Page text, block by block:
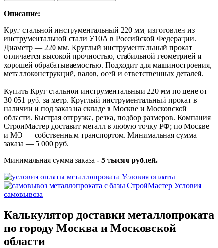
Описание:
Круг стальной инструментальный 220 мм, изготовлен из
инструментальной стали У10А в Российской Федерации.
Диаметр — 220 мм. Круглый инструментальный прокат
отличается высокой прочностью, стабильной геометрией и
хорошей обрабатываемостью. Подходит для машиностроения,
металлоконструкций, валов, осей и ответственных деталей.
Купить Круг стальной инструментальный 220 мм по цене от
30 051 руб. за метр. Круглый инструментальный прокат в
наличии и под заказ на складе в Москве и Московской
области. Быстрая отгрузка, резка, подбор размеров. Компания
СтройМастер доставит металл в любую точку РФ; по Москве
и МО — собственным транспортом. Минимальная сумма
заказа — 5 000 руб.
Минимальная сумма заказа - 5 тысяч рублей.
Условия оплаты
Условия
самовывоза
Калькулятор доставки металлопроката
по городу Москва и Московской
области